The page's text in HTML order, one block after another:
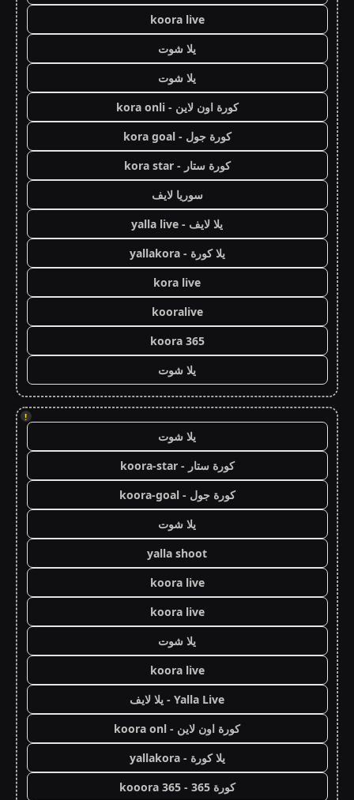
koora live
يلا شوت
يلا شوت
كورة اون لاين - kora onli
كورة جول - kora goal
كورة ستار - kora star
سوريا لايف
يلا لايف - yalla live
يلا كورة - yallakora
kora live
kooralive
koora 365
يلا شوت
!
يلا شوت
كورة ستار - koora-star
كورة جول - koora-goal
يلا شوت
yalla shoot
koora live
koora live
يلا شوت
koora live
Yalla Live - يلا لايف
كورة اون لاين - koora onl
يلا كورة - yallakora
كورة 365 - kooora 365